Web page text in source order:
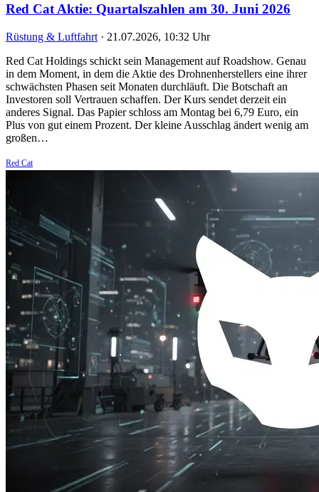
Red Cat Aktie: Quartalszahlen am 30. Juni 2026
Rüstung & Luftfahrt · 21.07.2026, 10:32 Uhr
Red Cat Holdings schickt sein Management auf Roadshow. Genau
in dem Moment, in dem die Aktie des Drohnenherstellers eine ihrer
schwächsten Phasen seit Monaten durchläuft. Die Botschaft an
Investoren soll Vertrauen schaffen. Der Kurs sendet derzeit ein
anderes Signal. Das Papier schloss am Montag bei 6,79 Euro, ein
Plus von gut einem Prozent. Der kleine Ausschlag ändert wenig am
großen…
Red Cat